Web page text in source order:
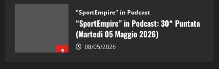
1
“SportEmpire” in Podcast: 30^ Puntata
(Martedi 05 Maggio 2026)